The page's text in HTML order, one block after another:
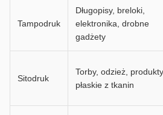
Tampodruk
Długopisy, breloki,
elektronika, drobne
gadżety
Sitodruk
Torby, odzież, produkty
płaskie z tkanin